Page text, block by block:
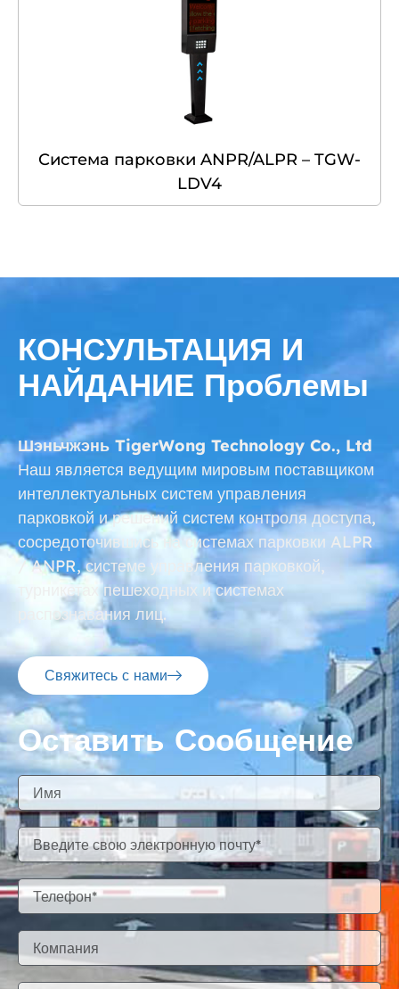
Система парковки ANPR/ALPR – TGW-
LDV4
КОНСУЛЬТАЦИЯ И
НАЙДАНИЕ Проблемы
Шэньчжэнь TigerWong Technology Co., Ltd
Наш является ведущим мировым поставщиком
интеллектуальных систем управления
парковкой и решений систем контроля доступа,
сосредоточившись на системах парковки ALPR
/ ANPR, системе управления парковкой,
турникетах пешеходных и системах
распознавания лиц.
Свяжитесь с нами
Оставить Сообщение